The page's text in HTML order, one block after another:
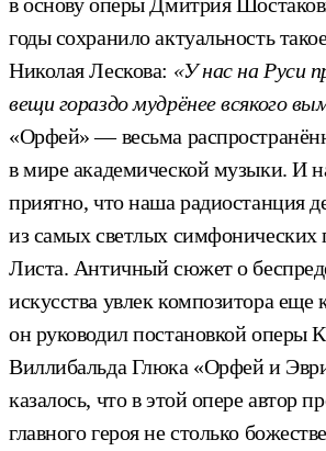
годы сохранило актуальность
Николая Лескова: «У нас на Руси
вещи гораздо мудрёнее всякого
«Орфей» — весьма
в мире академической музыки. И
приятно, что наша радиостанция
из самых светлых
Листа. Античный сюжет о
искусства увлек композитора еще
он руководил постановкой оперы
Виллибальда Глюка «Орфей и
казалось, что в этой опере автор
главного героя не столько